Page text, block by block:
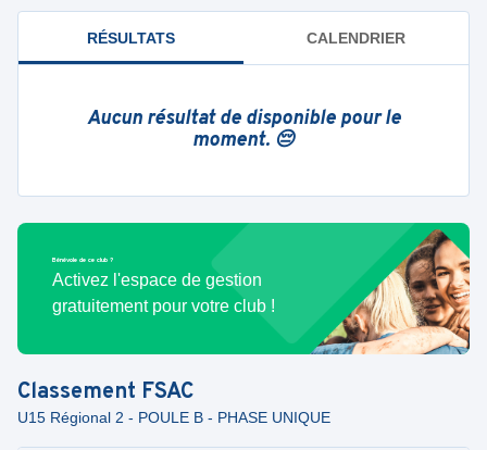
RÉSULTATS CALENDRIER
Aucun résultat de disponible pour le
moment. 😔
Bénévole de ce club ?
Activez l'espace de gestion
gratuitement pour votre club !
Classement FSAC
U15 Régional 2 - POULE B - PHASE UNIQUE